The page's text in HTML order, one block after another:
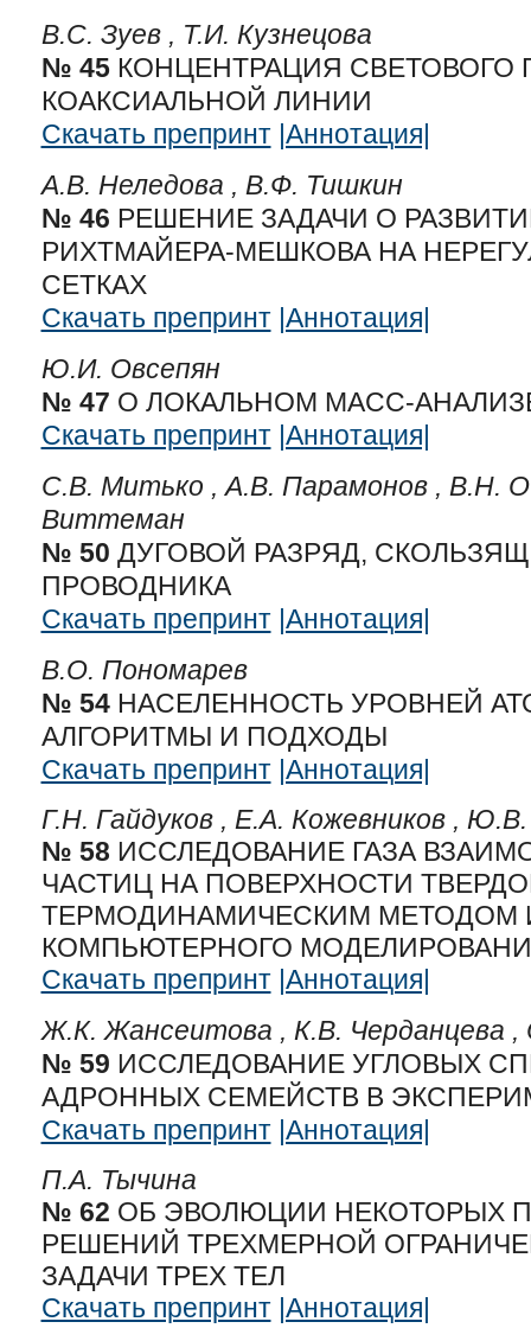
В.С. Зуев , Т.И. Кузнецова
№ 45КОНЦЕНТРАЦИЯ СВЕТОВОГО
КОАКСИАЛЬНОЙ ЛИНИИ
Скачать препринт |Аннотация|
А.В. Неледова , В.Ф. Тишкин
№ 46 РЕШЕНИЕ ЗАДАЧИ О
РИХТМАЙЕРА-МЕШКОВА НА
СЕТКАХ
Скачать препринт |Аннотация|
Ю.И. Овсепян
№ 47 О ЛОКАЛЬНОМ МАСС-
Скачать препринт |Аннотация|
С.В. Митько ,А.В. Парамонов , В.Н.
Виттеман
№ 50 ДУГОВОЙ РАЗРЯД,
ПРОВОДНИКА
Скачать препринт |Аннотация|
В.О. Пономарев
№ 54НАСЕЛЕННОСТЬ УРОВНЕЙ
АЛГОРИТМЫ И ПОДХОДЫ
Скачать препринт |Аннотация|
Г.Н. Гайдуков , Е.А. Кожевников , Ю.В.
№ 58 ИССЛЕДОВАНИЕ ГАЗА
ЧАСТИЦ НА ПОВЕРХНОСТИ
ТЕРМОДИНАМИЧЕСКИМ МЕТОДОМ
КОМПЬЮТЕРНОГО
Скачать препринт |Аннотация|
Ж.К. Жансеитова , К.В. Черданцева ,
№ 59 ИССЛЕДОВАНИЕ УГЛОВЫХ
АДРОННЫХ СЕМЕЙСТВ В
Скачать препринт |Аннотация|
П.А. Тычина
№ 62 ОБ ЭВОЛЮЦИИ НЕКОТОРЫХ
РЕШЕНИЙ ТРЕХМЕРНОЙ
ЗАДАЧИ ТРЕХ ТЕЛ
Скачать препринт |Аннотация|